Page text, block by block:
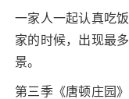
一家人一起认真吃
家的时候，出现最
景。
第三季《唐顿庄园